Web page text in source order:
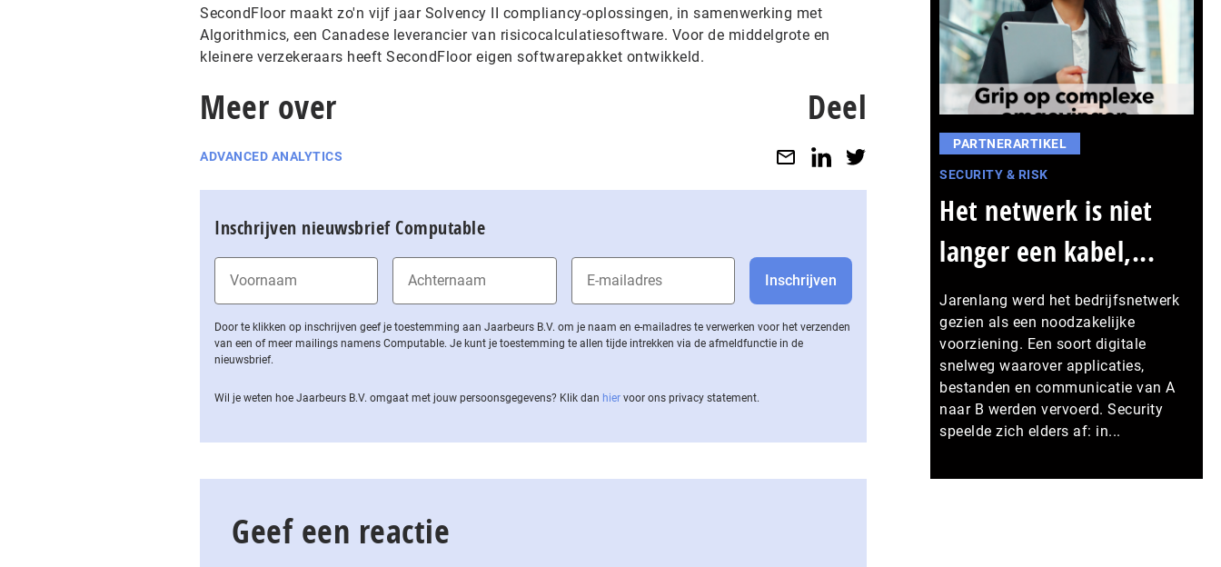
SecondFloor maakt zo'n vijf jaar Solvency II compliancy-oplossingen, in samenwerking met
Algorithmics, een Canadese leverancier van risicocalculatiesoftware. Voor de middelgrote en
kleinere verzekeraars heeft SecondFloor eigen softwarepakket ontwikkeld.
Meer over
ADVANCED ANALYTICS
Deel
Inschrijven nieuwsbrief Computable
Door te klikken op inschrijven geef je toestemming aan Jaarbeurs B.V. om je naam en e-mailadres te verwerken voor het verzenden
van een of meer mailings namens Computable. Je kunt je toestemming te allen tijde intrekken via de af­meld­func­tie in de
nieuwsbrief.
Wil je weten hoe Jaarbeurs B.V. omgaat met jouw per­soons­ge­ge­vens? Klik dan hier voor ons privacy statement.
Geef een reactie
PARTNERARTIKEL
SECURITY & RISK
Het netwerk is niet
langer een kabel,...
Jarenlang werd het bedrijfsnetwerk
gezien als een noodzakelijke
voorziening. Een soort digitale
snelweg waarover applicaties,
bestanden en communicatie van A
naar B werden vervoerd. Security
speelde zich elders af: in...